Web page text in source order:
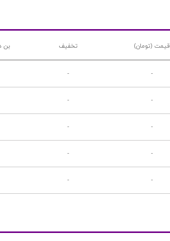
قیمت (تومان) تخفیف بن
-
-
-
-
-
-
-
-
-
-